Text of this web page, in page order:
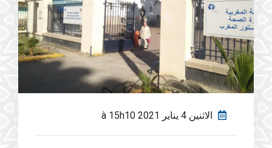
الاثنين 4 يناير 2021 à 15h10